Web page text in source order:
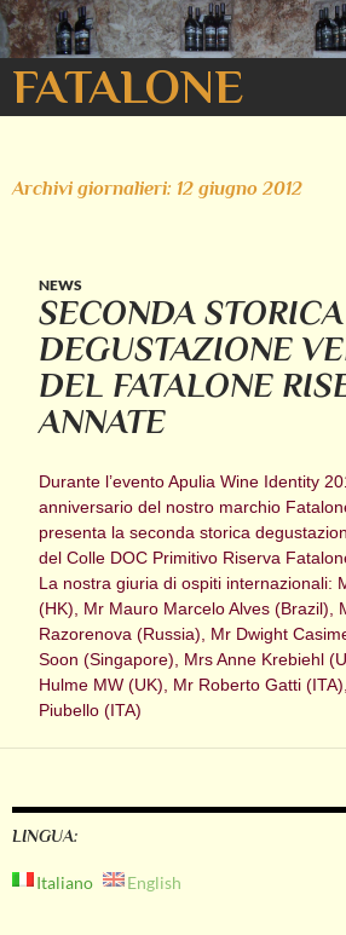
FATALONE
Cerca
VAI
Archivi giornalieri: 12 giugno 2012
NEWS
SECONDA STORICA
DEGUSTAZIONE
DEL FATALONE
ANNATE
Durante l’evento Apulia Wine Identity
anniversario del nostro marchio
presenta la seconda storica
del Colle DOC Primitivo Riserva
La nostra giuria di ospiti internazionali:
(HK), Mr Mauro Marcelo Alves (Brazil),
Razorenova (Russia), Mr Dwight
Soon (Singapore), Mrs Anne Krebiehl
Hulme MW (UK), Mr Roberto Gatti
Piubello (ITA)
LINGUA:
Italiano English